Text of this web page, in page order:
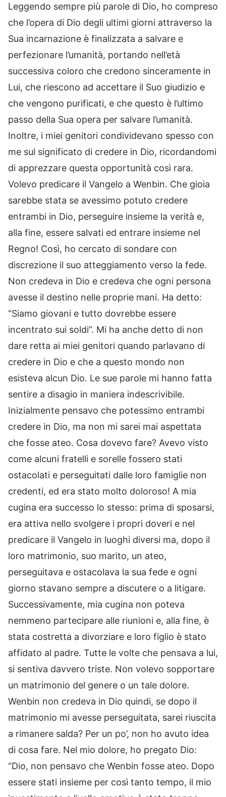
Leggendo sempre più parole di Dio, ho compreso
che l’opera di Dio degli ultimi giorni attraverso la
Sua incarnazione è finalizzata a salvare e
perfezionare l’umanità, portando nell’età
successiva coloro che credono sinceramente in
Lui, che riescono ad accettare il Suo giudizio e
che vengono purificati, e che questo è l’ultimo
passo della Sua opera per salvare l’umanità.
Inoltre, i miei genitori condividevano spesso con
me sul significato di credere in Dio, ricordandomi
di apprezzare questa opportunità così rara.
Volevo predicare il Vangelo a Wenbin. Che gioia
sarebbe stata se avessimo potuto credere
entrambi in Dio, perseguire insieme la verità e,
alla fine, essere salvati ed entrare insieme nel
Regno! Così, ho cercato di sondare con
discrezione il suo atteggiamento verso la fede.
Non credeva in Dio e credeva che ogni persona
avesse il destino nelle proprie mani. Ha detto:
“Siamo giovani e tutto dovrebbe essere
incentrato sui soldi”. Mi ha anche detto di non
dare retta ai miei genitori quando parlavano di
credere in Dio e che a questo mondo non
esisteva alcun Dio. Le sue parole mi hanno fatta
sentire a disagio in maniera indescrivibile.
Inizialmente pensavo che potessimo entrambi
credere in Dio, ma non mi sarei mai aspettata
che fosse ateo. Cosa dovevo fare? Avevo visto
come alcuni fratelli e sorelle fossero stati
ostacolati e perseguitati dalle loro famiglie non
credenti, ed era stato molto doloroso! A mia
cugina era successo lo stesso: prima di sposarsi,
era attiva nello svolgere i propri doveri e nel
predicare il Vangelo in luoghi diversi ma, dopo il
loro matrimonio, suo marito, un ateo,
perseguitava e ostacolava la sua fede e ogni
giorno stavano sempre a discutere o a litigare.
Successivamente, mia cugina non poteva
nemmeno partecipare alle riunioni e, alla fine, è
stata costretta a divorziare e loro figlio è stato
affidato al padre. Tutte le volte che pensava a lui,
si sentiva davvero triste. Non volevo sopportare
un matrimonio del genere o un tale dolore.
Wenbin non credeva in Dio quindi, se dopo il
matrimonio mi avesse perseguitata, sarei riuscita
a rimanere salda? Per un po’, non ho avuto idea
di cosa fare. Nel mio dolore, ho pregato Dio:
“Dio, non pensavo che Wenbin fosse ateo. Dopo
essere stati insieme per così tanto tempo, il mio